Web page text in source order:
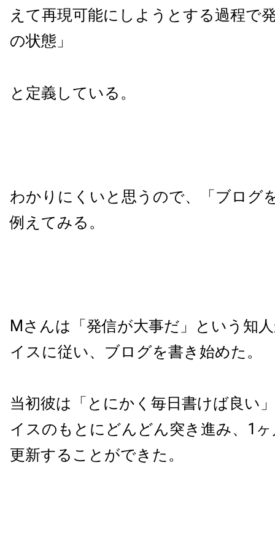
えて再現可能にしようとする過程で
の状態」
と定義している。
わかりにくいと思うので、「ブログ
例えてみる。
Mさんは「発信が大事だ」という知
イスに従い、ブログを書き始めた。
当初彼は「とにかく毎日書けば良い
イスのもとにどんどん突き進み、1
更新することができた。